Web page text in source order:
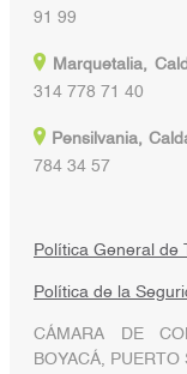
91 99
Marquetalia,
314 778 71 40
Pensilvania,
784 34 57
Política General de
Política de la
CÁMARA DE
BOYACÁ, PUERTO